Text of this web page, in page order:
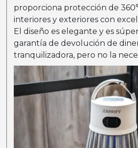
proporciona protección de
interiores y exteriores con
El diseño es elegante y es
garantía de devolución de
tranquilizadora, pero no la